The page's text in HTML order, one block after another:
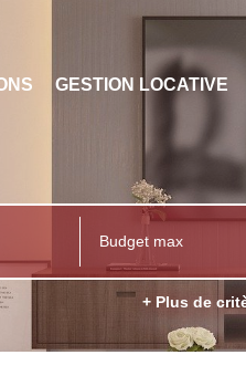
GESTION LOCATIVE
+ Plus de